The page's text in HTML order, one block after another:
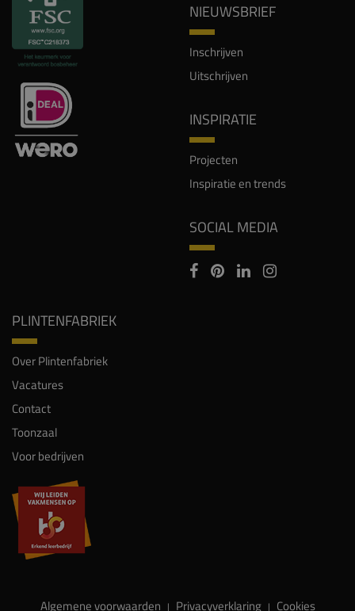
NIEUWSBRIEF
Inschrijven
Uitschrijven
INSPIRATIE
Projecten
Inspiratie en trends
SOCIAL MEDIA
PLINTENFABRIEK
Over Plintenfabriek
Vacatures
Contact
Toonzaal
Voor bedrijven
Algemene voorwaarden | Privacyverklaring | Cookies